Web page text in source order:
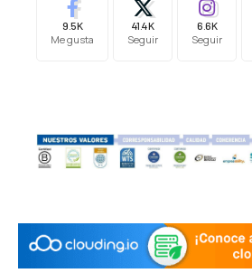
9.5K
Me gusta
41.4K
Seguir
6.6K
Seguir